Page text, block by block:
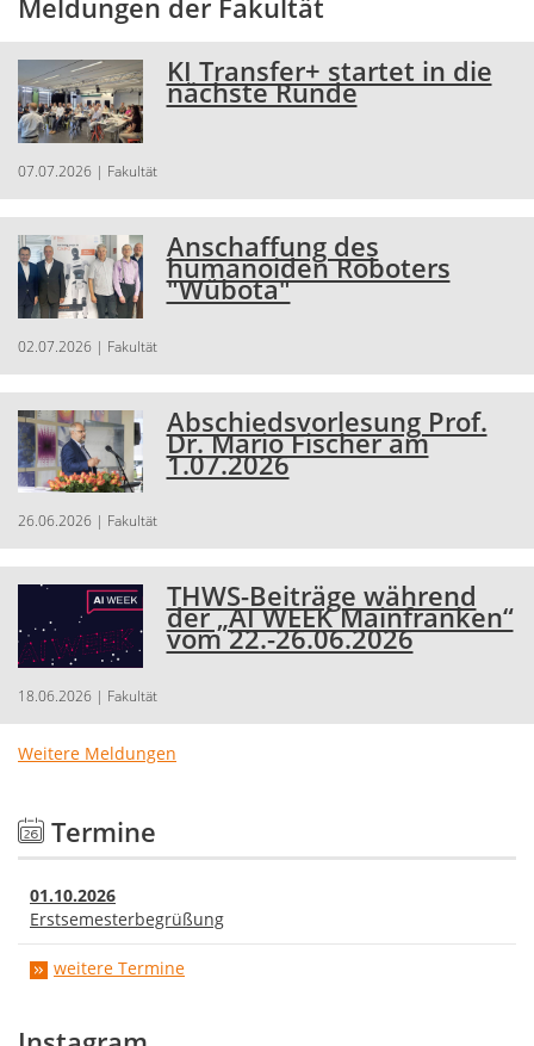
Meldungen der Fakultät
KI Transfer+ startet in die
nächste Runde
07.07.2026 | Fakultät
Anschaffung des
humanoiden Roboters
"Wübota"
02.07.2026 | Fakultät
Abschiedsvorlesung Prof.
Dr. Mario Fischer am
1.07.2026
26.06.2026 | Fakultät
THWS-Beiträge während
der „AI WEEK Mainfranken“
vom 22.-26.06.2026
18.06.2026 | Fakultät
Weitere Meldungen
Termine
01.10.2026
Erstsemesterbegrüßung
weitere Termine